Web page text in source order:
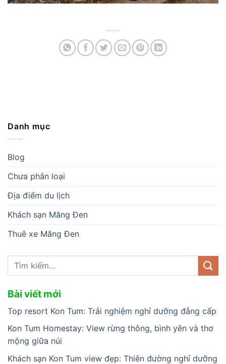
Danh mục
Blog
Chưa phân loại
Địa điểm du lịch
Khách sạn Măng Đen
Thuê xe Măng Đen
Bài viết mới
Top resort Kon Tum: Trải nghiệm nghỉ dưỡng đẳng cấp
Kon Tum Homestay: View rừng thông, bình yên và thơ
mộng giữa núi
Khách sạn Kon Tum view đẹp: Thiên đường nghỉ dưỡng